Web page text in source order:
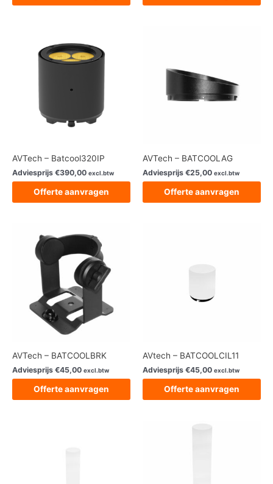
AVTech – Batcool320IP
Adviesprijs €390,00 excl.btw
Offerte aanvragen
AVTech – BATCOOLAG
Adviesprijs €25,00 excl.btw
Offerte aanvragen
AVTech – BATCOOLBRK
Adviesprijs €45,00 excl.btw
Offerte aanvragen
AVtech – BATCOOLCIL11
Adviesprijs €45,00 excl.btw
Offerte aanvragen